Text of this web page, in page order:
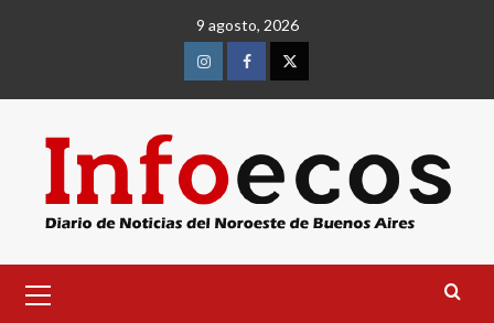
9 agosto, 2026
InstagramFacebookTwitter
primario